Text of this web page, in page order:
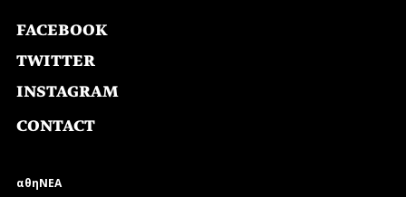
FACEBOOK
TWITTER
INSTAGRAM
CONTACT
αθηΝΕΑ